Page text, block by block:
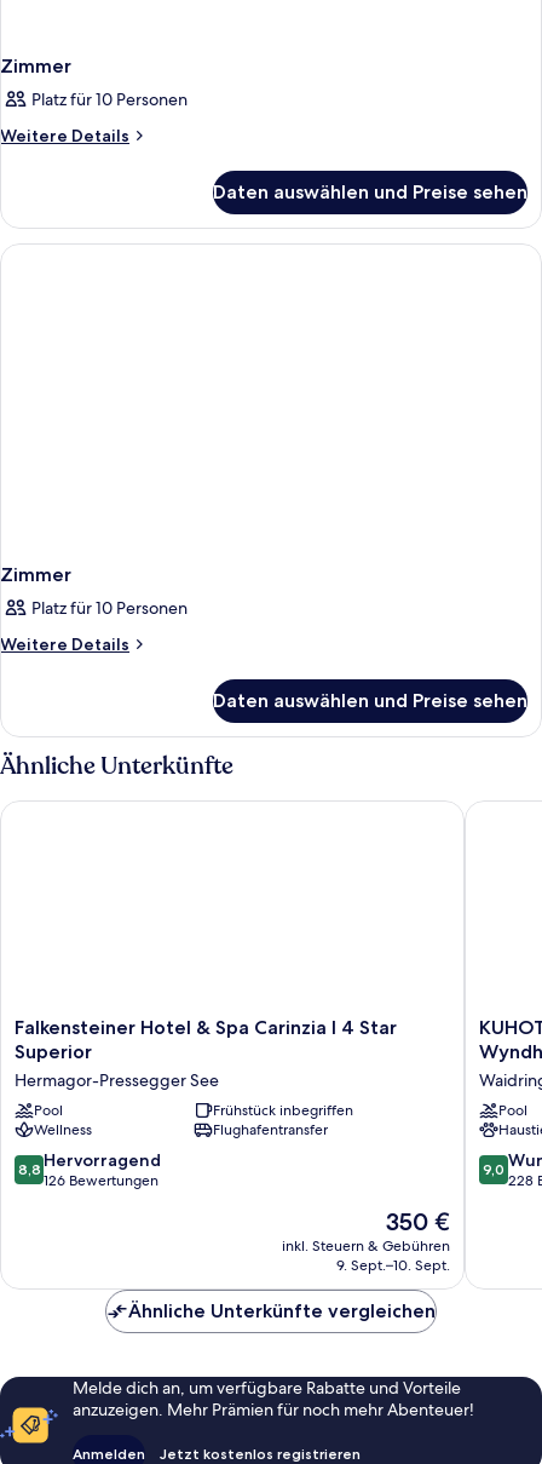
Zimmer
Platz für 10 Personen
Weitere Details
Weitere
Daten auswählen und Preise sehen
Zimmer
Platz für 10 Personen
Weitere Details
Weitere
Daten auswählen und Preise sehen
Ähnliche Unterkünfte
Falkensteiner
Hotel
Spa
Carinzia
l
4
Star
Falkensteiner Hotel & Spa Carinzia l 4 Star
Superior
Hermagor-Pressegger See
Pool
Frühstück inbegriffen
Wellness
Flughafentransfer
8.8
von
8,8 Hervorragend
126 Bewertungen
Der
Preis
beträgt
350 €
inkl. Steuern & Gebühren
9. Sept.–10. Sept.
Falkensteiner Hotel & Spa Carinzia l 4 Star Superior
byPool
9.0
von
9,0
228
Ähnliche Unterkünfte vergleichen
Melde dich an, um verfügbare Rabatte und Vorteile
anzuzeigen. Mehr Prämien für noch mehr Abenteuer!
Anmelden Jetzt kostenlos registrieren